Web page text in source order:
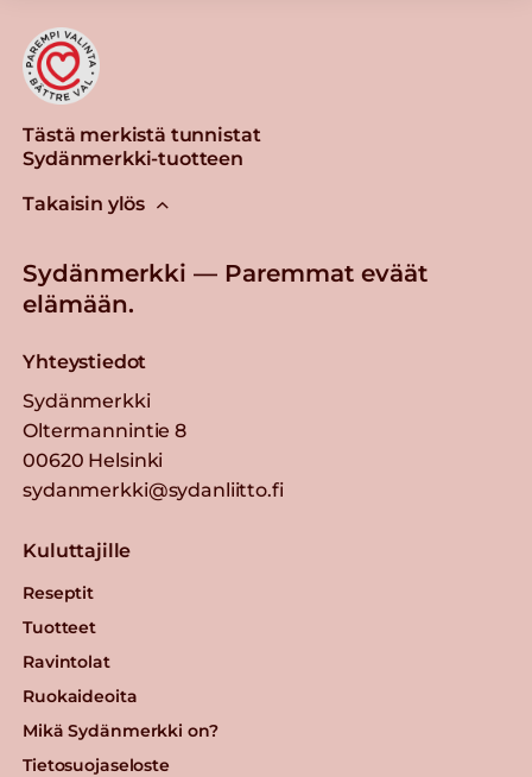
Tästä merkistä tunnistat
Sydänmerkki-tuotteen
Takaisin ylös
Sydänmerkki — Paremmat eväät
elämään.
Yhteystiedot
Sydänmerkki
Oltermannintie 8
00620 Helsinki
sydanmerkki@sydanliitto.fi
Kuluttajille
Reseptit
Tuotteet
Ravintolat
Ruokaideoita
Mikä Sydänmerkki on?
Tietosuojaseloste